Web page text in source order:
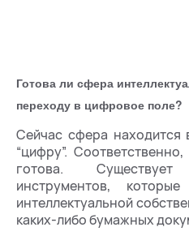
Готова ли сфера
переходу в цифровое поле?
Сейчас сфера находится
“цифру”.
готова.
инструментов,
интеллектуальной
каких-либо бумажных